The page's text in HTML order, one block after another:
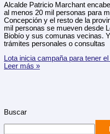
Alcalde Patricio Marchant
al menos 20 mil personas para
Concepción y el resto de la
mil personas se mueven desde
Biobío y sus comunas vecinas.
trámites personales o consultas
Lota inicia campaña para tener
Leer más »
Buscar